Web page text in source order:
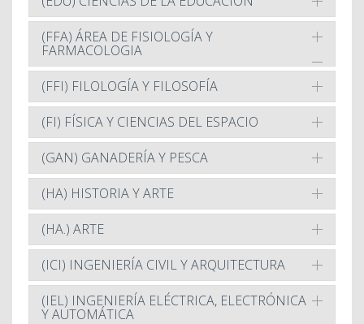
(FFA) ÁREA DE FISIOLOGÍA Y
FARMACOLOGIA
(FFI) FILOLOGÍA Y FILOSOFÍA
(FI) FÍSICA Y CIENCIAS DEL ESPACIO
(GAN) GANADERÍA Y PESCA
(HA) HISTORIA Y ARTE
(HA.) ARTE
(ICI) INGENIERÍA CIVIL Y ARQUITECTURA
(IEL) INGENIERÍA ELÉCTRICA, ELECTRÓNICA
Y AUTOMÁTICA